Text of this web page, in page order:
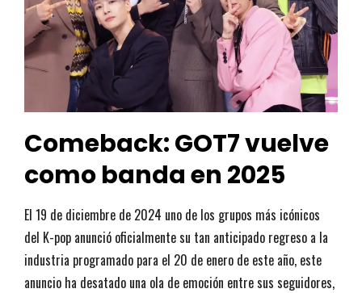
Comeback: GOT7 vuelve
como banda en 2025
El 19 de diciembre de 2024 uno de los grupos más icónicos
del K-pop anunció oficialmente su tan anticipado regreso a la
industria programado para el 20 de enero de este año, este
anuncio ha desatado una ola de emoción entre sus seguidores,